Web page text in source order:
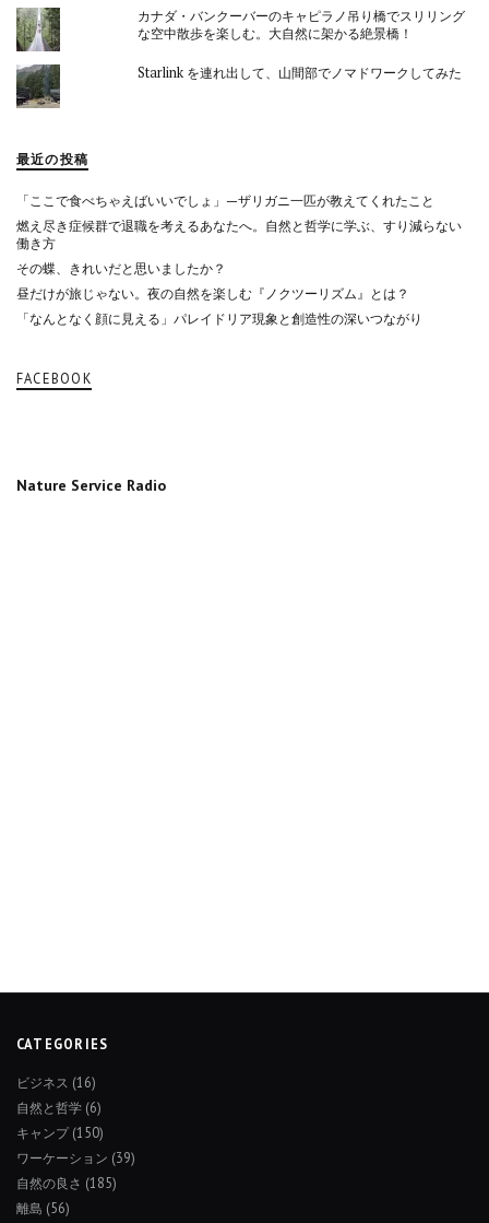
カナダ・バンクーバーのキャピラノ吊り橋でスリリング
な空中散歩を楽しむ。大自然に架かる絶景橋！
Starlink を連れ出して、山間部でノマドワークしてみた
最近の投稿
「ここで食べちゃえばいいでしょ」—ザリガニ一匹が教えてくれたこと
燃え尽き症候群で退職を考えるあなたへ。自然と哲学に学ぶ、すり減らない
働き方
その蝶、きれいだと思いましたか？
昼だけが旅じゃない。夜の自然を楽しむ『ノクツーリズム』とは？
「なんとなく顔に見える」パレイドリア現象と創造性の深いつながり
FACEBOOK
Nature Service Radio
CATEGORIES
ビジネス (16)
自然と哲学 (6)
キャンプ(150)
ワーケーション (39)
自然の良さ (185)
離島 (56)